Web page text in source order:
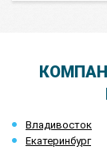
Владивосток
Екатеринбург